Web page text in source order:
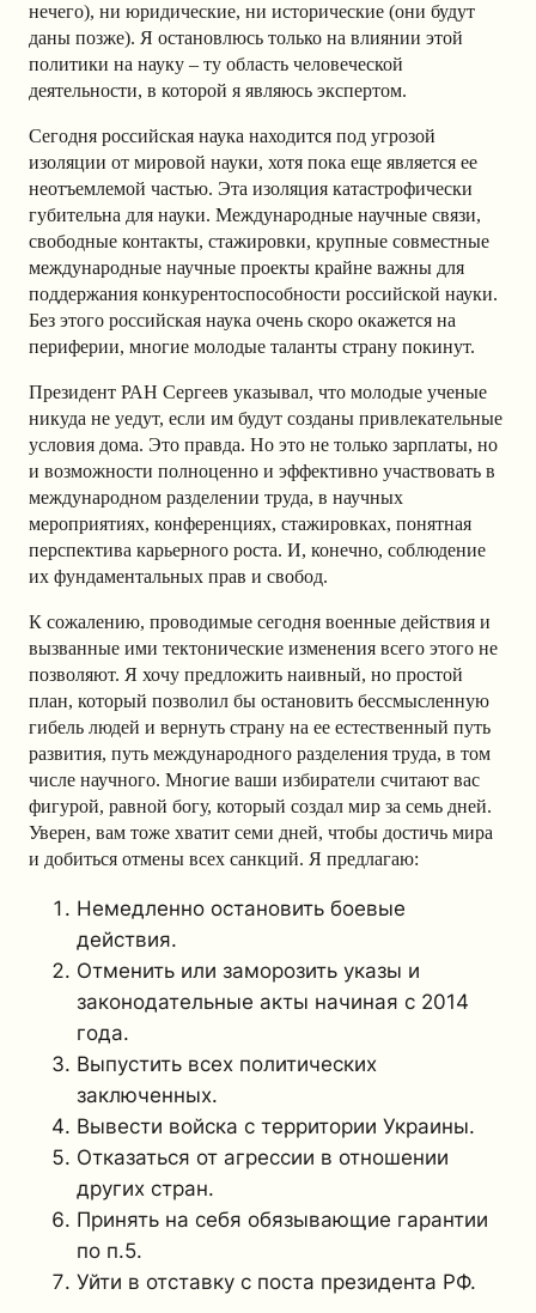
нечего), ни юридические, ни исторические (они будут
даны позже). Я остановлюсь только на влиянии этой
политики на науку – ту область человеческой
деятельности, в которой я являюсь экспертом.
Сегодня российская наука находится под угрозой
изоляции от мировой науки, хотя пока еще является ее
неотъемлемой частью. Эта изоляция катастрофически
губительна для науки. Международные научные связи,
свободные контакты, стажировки, крупные совместные
международные научные проекты крайне важны для
поддержания конкурентоспособности российской науки.
Без этого российская наука очень скоро окажется на
периферии, многие молодые таланты страну покинут.
Президент РАН Сергеев указывал, что молодые ученые
никуда не уедут, если им будут созданы привлекательные
условия дома. Это правда. Но это не только зарплаты, но
и возможности полноценно и эффективно участвовать в
международном разделении труда, в научных
мероприятиях, конференциях, стажировках, понятная
перспектива карьерного роста. И, конечно, соблюдение
их фундаментальных прав и свобод.
К сожалению, проводимые сегодня военные действия и
вызванные ими тектонические изменения всего этого не
позволяют. Я хочу предложить наивный, но простой
план, который позволил бы остановить бессмысленную
гибель людей и вернуть страну на ее естественный путь
развития, путь международного разделения труда, в том
числе научного. Многие ваши избиратели считают вас
фигурой, равной богу, который создал мир за семь дней.
Уверен, вам тоже хватит семи дней, чтобы достичь мира
и добиться отмены всех санкций. Я предлагаю:
Немедленно остановить боевые
действия.
Отменить или заморозить указы и
законодательные акты начиная с 2014
года.
Выпустить всех политических
заключенных.
Вывести войска с территории Украины.
Отказаться от агрессии в отношении
других стран.
Принять на себя обязывающие гарантии
по п.5.
Уйти в отставку с поста президента РФ.